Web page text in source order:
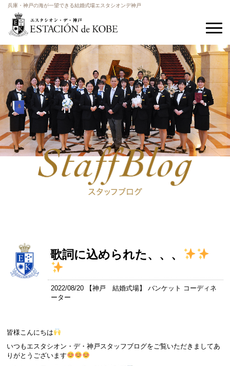
兵庫・神戸の海が一望できる結婚式場エスタシオンデ神戸
歌詞に込められた、、、
2022/08/20 【神戸 結婚式場】 バンケット コーディネ
ーター
皆様こんにちは
いつもエスタシオン・デ・神戸スタッフブログをご覧いただきましてあ
りがとうございます